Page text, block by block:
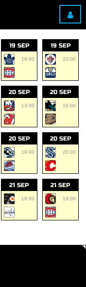
19 SEP
19:00
19 SEP
20:00
20 SEP
13:00
20 SEP
16:00
20 SEP
19:00
20 SEP
20:00
21 SEP
19:00
21 SEP
19:00